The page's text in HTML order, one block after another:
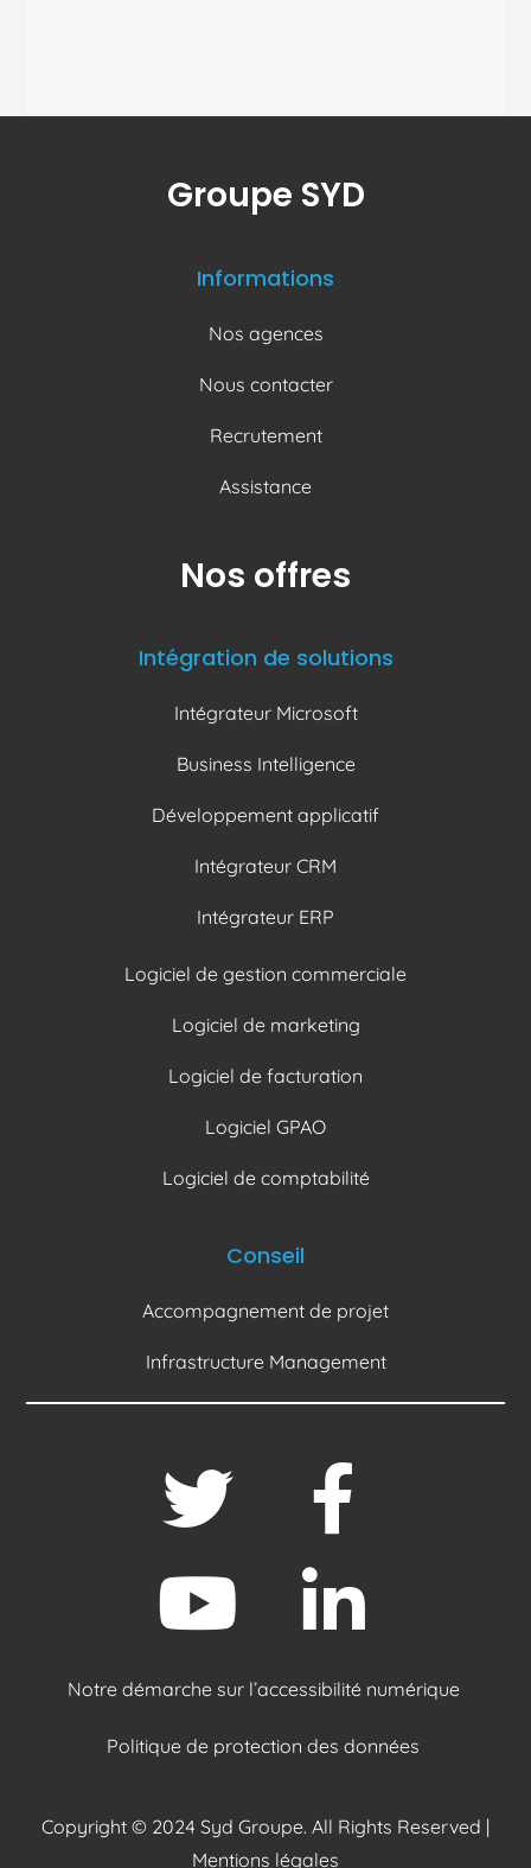
Groupe SYD
Informations
Nos agences
Nous contacter
Recrutement
Assistance
Nos offres
Intégration de solutions
Intégrateur Microsoft
Business Intelligence
Développement applicatif
Intégrateur CRM
Intégrateur ERP
Logiciel de gestion commerciale
Logiciel de marketing
Logiciel de facturation
Logiciel GPAO
Logiciel de comptabilité
Conseil
Accompagnement de projet
Infrastructure Management
Notre démarche sur l’accessibilité numérique
Politique de protection des données
Copyright © 2024 Syd Groupe. All Rights Reserved |
Mentions légales